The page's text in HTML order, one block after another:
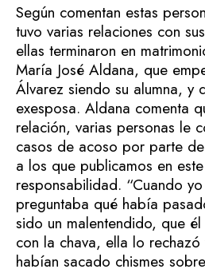
Según comentan estas
tuvo varias relaciones con
ellas terminaron en
María José Aldana, que
Álvarez siendo su alumna, y
exesposa. Aldana comenta
relación, varias personas le
casos de acoso por parte
a los que publicamos en
responsabilidad. “Cuando
preguntaba qué había
sido un malentendido, que
con la chava, ella lo
habían sacado chismes